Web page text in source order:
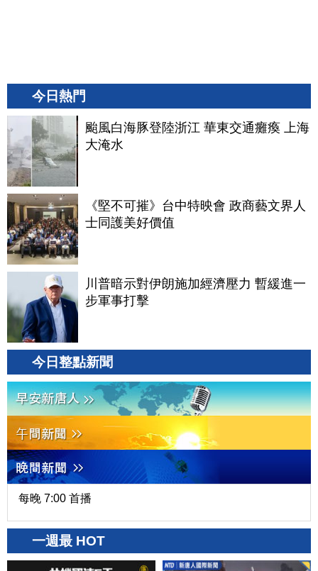
今日熱門
颱風白海豚登陸浙江 華東交通癱瘓 上海
大淹水
《堅不可摧》台中特映會 政商藝文界人
士同護美好價值
川普暗示對伊朗施加經濟壓力 暫緩進一
步軍事打擊
今日整點新聞
每晚 7:00 首播
一週最 HOT